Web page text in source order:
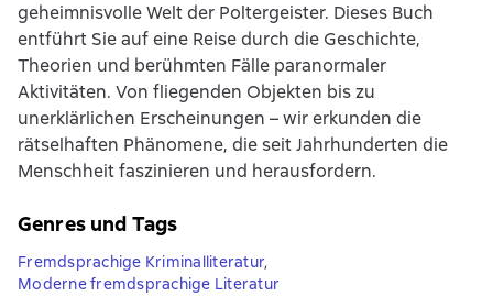
geheimnisvolle Welt der Poltergeister. Dieses Buch
entführt Sie auf eine Reise durch die Geschichte,
Theorien und berühmten Fälle paranormaler
Aktivitäten. Von fliegenden Objekten bis zu
unerklärlichen Erscheinungen – wir erkunden die
rätselhaften Phänomene, die seit Jahrhunderten die
Menschheit faszinieren und herausfordern.
Genres und Tags
Fremdsprachige Kriminalliteratur,
Moderne fremdsprachige Literatur